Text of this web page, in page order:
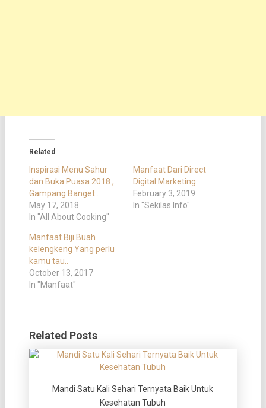
Related
Inspirasi Menu Sahur
dan Buka Puasa 2018 ,
Gampang Banget..
May 17, 2018
In "All About Cooking"
Manfaat Dari Direct
Digital Marketing
February 3, 2019
In "Sekilas Info"
Manfaat Biji Buah
kelengkeng Yang perlu
kamu tau..
October 13, 2017
In "Manfaat"
Related Posts
Mandi Satu Kali Sehari Ternyata Baik Untuk
Kesehatan Tubuh